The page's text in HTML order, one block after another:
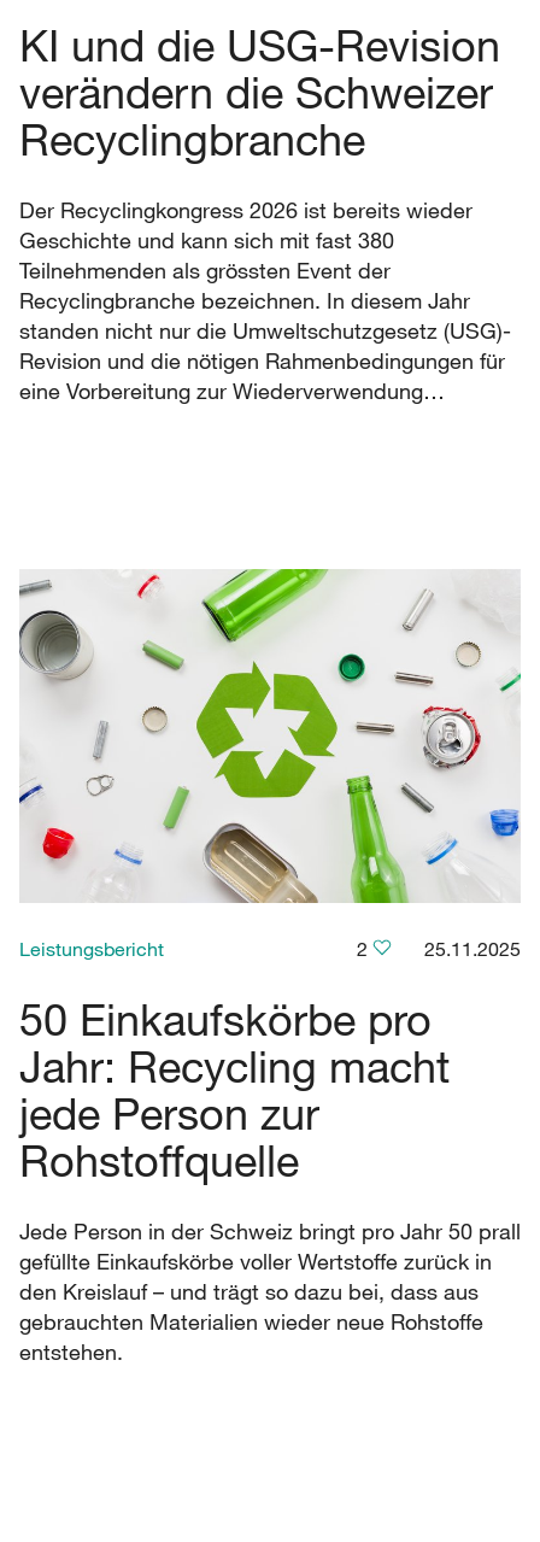
KI und die USG-Revision
verändern die Schweizer
Recyclingbranche
Der Recyclingkongress 2026 ist bereits wieder
Geschichte und kann sich mit fast 380
Teilnehmenden als grössten Event der
Recyclingbranche bezeichnen. In diesem Jahr
standen nicht nur die Umweltschutzgesetz (USG)-
Revision und die nötigen Rahmenbedingungen für
eine Vorbereitung zur Wiederverwendung…
Leistungsbericht 2 25.11.2025
50 Einkaufskörbe pro
Jahr: Recycling macht
jede Person zur
Rohstoffquelle
Jede Person in der Schweiz bringt pro Jahr 50 prall
gefüllte Einkaufskörbe voller Wertstoffe zurück in
den Kreislauf – und trägt so dazu bei, dass aus
gebrauchten Materialien wieder neue Rohstoffe
entstehen.